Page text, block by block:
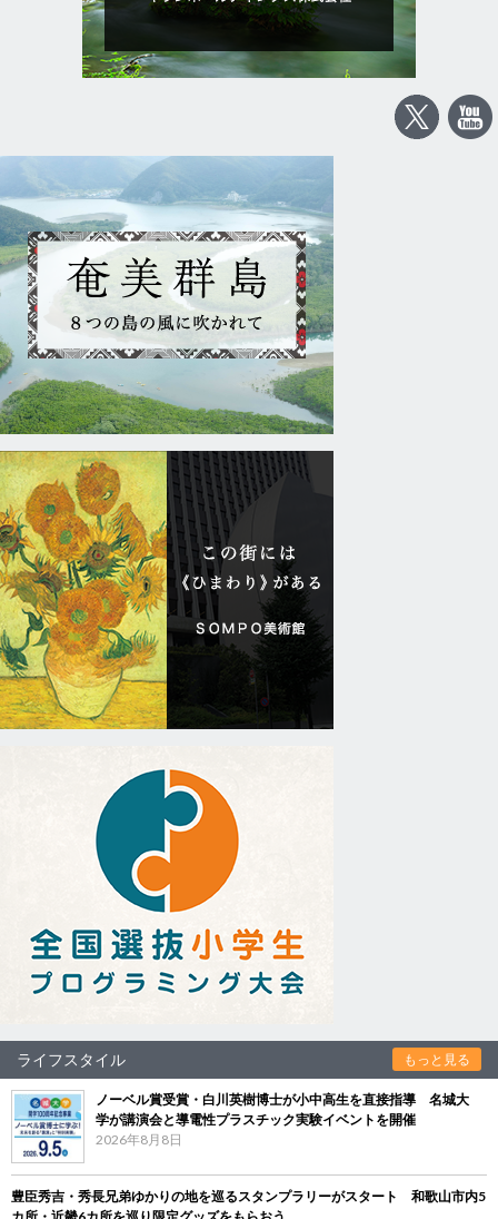
ライフスタイル もっと見る
ノーベル賞受賞・白川英樹博士が小中高生を直接指導 名城大
学が講演会と導電性プラスチック実験イベントを開催
2026年8月8日
豊臣秀吉・秀長兄弟ゆかりの地を巡るスタンプラリーがスタート 和歌山市内5